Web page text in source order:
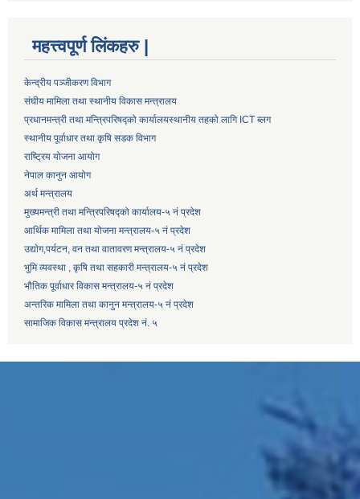
महत्त्वपूर्ण लिंकहरु |
केन्द्रीय पञ्जीकरण विभाग
संघीय मामिला तथा स्थानीय विकास मन्त्रालय
प्रधानमन्त्री तथा मन्त्रिपरिषद्को कार्यालयस्थानीय तहको लागि ICT ब्लग
स्थानीय पूर्वाधार तथा कृषि सडक विभाग
राष्ट्रिय योजना आयोग
नेपाल कानुन आयोग
अर्थ मन्त्रालय
मुख्यमन्त्री तथा मन्त्रिपरिषद्को कार्यालय-५ नं प्रदेश
आर्थिक मामिला तथा योजना मन्त्रालय-५ नं प्रदेश
उद्याेग,पर्यटन, वन तथा वातावरण मन्त्रालय-५ नं प्रदेश
भुमि व्यवस्था , कृषि तथा सहकारी मन्त्रालय-५ नं प्रदेश
भौतिक पूर्वाधार विकास मन्त्रालय-५ नं प्रदेश
अन्तरिक मामिला तथा कानुन मन्त्रालय-५ नं प्रदेश
सामाजिक विकास मन्त्रालय प्रदेश नं. ५